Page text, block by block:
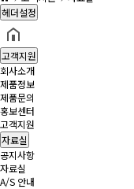
헤더설정
고객지원
회사소개
제품정보
제품문의
홍보센터
고객지원
자료실
공지사항
자료실
A/S 안내